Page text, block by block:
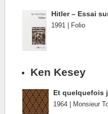
Hitler – Essai
1991 | Folio
Ken Kesey
Et quelquefois
1964 | Monsieur